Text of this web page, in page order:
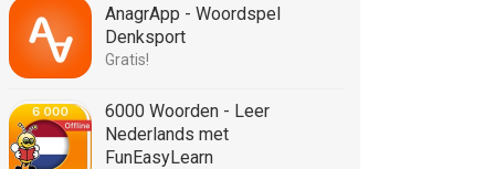
AnagrApp - Woordspel
Denksport
Gratis!
6000 Woorden - Leer
Nederlands met
FunEasyLearn